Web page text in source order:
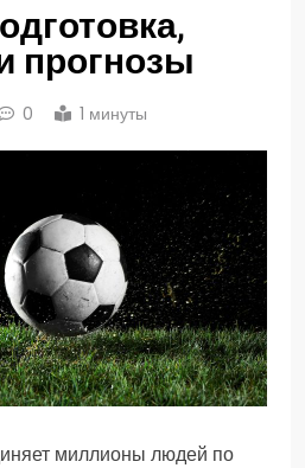
прогнозы
0 1 минуты
миллионы людей по